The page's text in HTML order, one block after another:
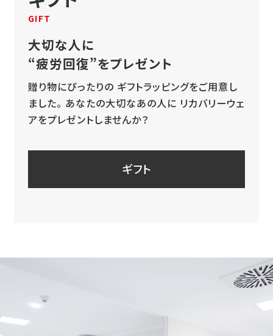
GIFT
大切な人に
“疲労回復”をプレゼント
贈り物にぴったりの ギフトラッピングをご用意し
ました。 あなたの大切なあの人に リカバリーウェ
アをプレゼントしませんか？
ギフト